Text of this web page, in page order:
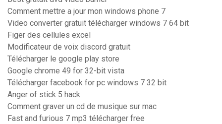
Comment mettre a jour mon windows phone 7
Video converter gratuit télécharger windows 7 64 bit
Figer des cellules excel
Modificateur de voix discord gratuit
Télécharger le google play store
Google chrome 49 for 32-bit vista
Télécharger facebook for pc windows 7 32 bit
Anger of stick 5 hack
Comment graver un cd de musique sur mac
Fast and furious 7 mp3 télécharger free